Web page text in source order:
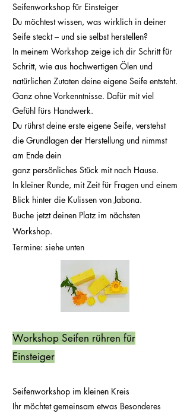
Seifenworkshop für Einsteiger
Du möchtest wissen, was wirklich in deiner
Seife steckt – und sie selbst herstellen?
In meinem Workshop zeige ich dir Schritt für
Schritt, wie aus hochwertigen Ölen und
natürlichen Zutaten deine eigene Seife entsteht.
Ganz ohne Vorkenntnisse. Dafür mit viel
Gefühl fürs Handwerk.
Du rührst deine erste eigene Seife, verstehst
die Grundlagen der Herstellung und nimmst
am Ende dein
ganz persönliches Stück mit nach Hause.
In kleiner Runde, mit Zeit für Fragen und einem
Blick hinter die Kulissen von Jabona.
Buche jetzt deinen Platz im nächsten
Workshop.
Termine: siehe unten
Workshop Seifen rühren für
Einsteiger
Seifenworkshop im kleinen Kreis
Ihr möchtet gemeinsam etwas Besonderes